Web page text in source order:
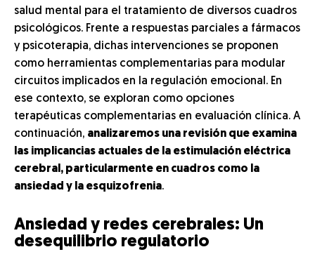
salud mental para el tratamiento de diversos cuadros
psicológicos. Frente a respuestas parciales a fármacos
y psicoterapia, dichas intervenciones se proponen
como herramientas complementarias para modular
circuitos implicados en la regulación emocional. En
ese contexto, se exploran como opciones
terapéuticas complementarias en evaluación clínica. A
continuación, analizaremos una revisión que examina
las implicancias actuales de la estimulación eléctrica
cerebral, particularmente en cuadros como la
ansiedad y la esquizofrenia.
Ansiedad y redes cerebrales: Un
desequilibrio regulatorio